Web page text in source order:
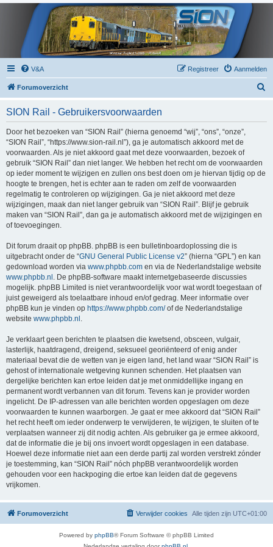
V&A Aanmelden
Registreer
Forumoverzicht
SION Rail - Gebruikersvoorwaarden
Door het bezoeken van “SION Rail” (hierna genoemd “wij”, “ons”, “onze”,
“SION Rail”, “https://www.sion-rail.nl”), ga je automatisch akkoord met de
voorwaarden. Als je niet akkoord gaat met deze voorwaarden, bezoek of
gebruik “SION Rail” dan niet langer. We hebben het recht om de voorwaarden
op ieder moment te wijzigen en zullen ons best doen om je hiervan tijdig op de
hoogte te brengen, het is echter aan te raden om zelf de voorwaarden
regelmatig te controleren op wijzigingen. Ga je niet akkoord met deze
wijzigingen, maak dan niet langer gebruik van “SION Rail”. Blijf je gebruik
maken van “SION Rail”, dan ga je automatisch akkoord met de wijzigingen en
of toevoegingen.
Dit forum draait op phpBB. phpBB is een bulletinboardoplossing die is
uitgebracht onder de “GNU General Public License v2” (hierna “GPL”) en kan
gedownload worden via www.phpbb.com en via de Nederlandstalige website
www.phpbb.nl . De phpBB-software maakt internetgebaseerde discussies
mogelijk. phpBB Limited is niet verantwoordelijk voor wat wordt toegestaan of
juist geweigerd als toelaatbare inhoud en/of gedrag. Meer informatie over
phpBB kun je vinden op https://www.phpbb.com/of de Nederlandstalige
website www.phpbb.nl
Je verklaart geen berichten te plaatsen die kwetsend, obsceen, vulgair,
lasterlijk, haatdragend, dreigend, seksueel georiënteerd of enig ander
materiaal bevat die de wetten van je eigen land, het land waar “SION Rail” is
gehost of internationale wetgeving kunnen schenden. Het plaatsen van
dergelijke berichten kan ertoe leiden dat je met onmiddellijke ingang en
permanent wordt verbannen van dit forum. Tevens kan je provider worden
ingelicht. De IP-adressen van alle berichten worden opgeslagen om deze
voorwaarden te kunnen waarborgen. Je gaat er mee akkoord dat “SION Rail”
het recht heeft om ieder onderwerp te verwijderen, te wijzigen, te sluiten of te
verplaatsen wanneer zij dit nodig achten. Als gebruiker ga je ermee akkoord,
dat de informatie die je bij ons invoert wordt opgeslagen in een database.
Hoewel deze informatie niet aan een derde partij zal worden verstrekt zónder
je toestemming, kan “SION Rail” nóch phpBB verantwoordelijk worden
gehouden voor een hackpoging die ertoe kan leiden dat de gegevens
vrijkomen.
Forumoverzicht Alle tijden zijn UTC+01:00
Verwijder cookies
Powered by phpBB® Forum Software © phpBB Limited